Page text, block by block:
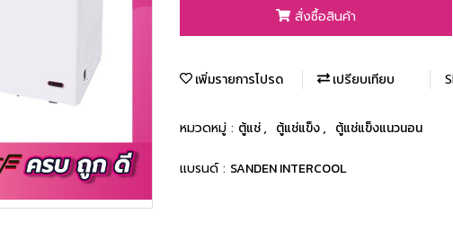
สั่งซื้อสินค้า
เพิ่มรายการโปรด เปรียบเทียบ
หมวดหมู่ : ตู้แช่, ตู้แช่แข็ง, ตู้แช่แข็งแนวนอน
แบรนด์ : SANDEN INTERCOOL